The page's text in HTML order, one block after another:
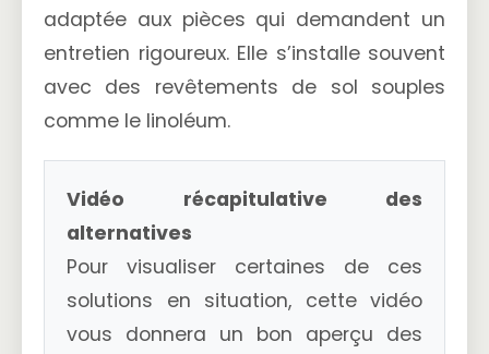
adaptée aux pièces qui demandent un
entretien rigoureux. Elle s’installe souvent
avec des revêtements de sol souples
comme le linoléum.
Vidéo récapitulative des
alternatives
Pour visualiser certaines de ces
solutions en situation, cette vidéo
vous donnera un bon aperçu des